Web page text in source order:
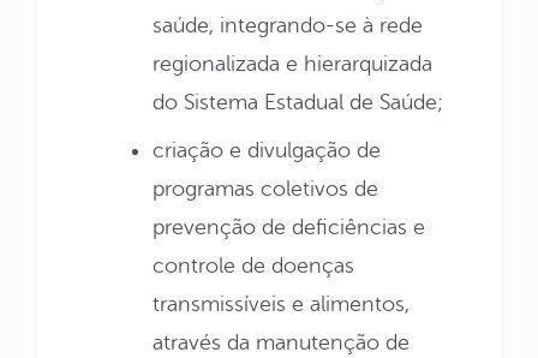
saúde, integrando-se à rede
regionalizada e hierarquizada
do Sistema Estadual de Saúde;
criação e divulgação de
programas coletivos de
prevenção de deficiências e
controle de doenças
transmissíveis e alimentos,
através da manutenção de